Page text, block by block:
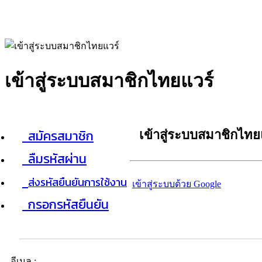
เข้าสู่ระบบสมาชิกไทยแวร์
สมัครสมาชิก
ลืมรหัสผ่าน
ส่งรหัสยืนยันการใช้งาน
กรอกรหัสยืนยัน
เข้าสู่ระบบสมาชิกไท
เข้าสู่ระบบด้วย Google